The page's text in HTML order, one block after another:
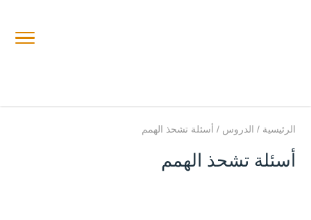
الرئيسية / الدروس / أسئلة تشحذ الهمم
أسئلة تشحذ الهمم